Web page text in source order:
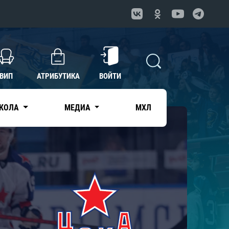
ВИП АТРИБУТИКА ВОЙТИ
МЕДИА МХЛ